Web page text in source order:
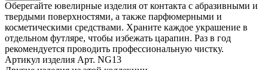
Оберегайте ювелирные изделия от контакта с абразивными и
твердыми поверхностями, а также парфюмерными и
косметическими средствами. Храните каждое украшение в
отдельном футляре, чтобы избежать царапин. Раз в год
рекомендуется проводить профессиональную чистку.
Артикул изделия Арт. NG13